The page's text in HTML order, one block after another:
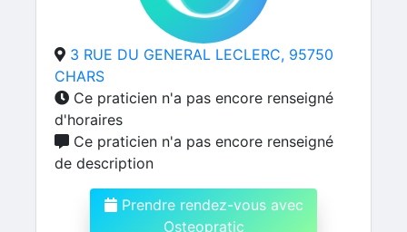
3 RUE DU GENERAL LECLERC, 95750
CHARS
Ce praticien n'a pas encore renseigné
d'horaires
Ce praticien n'a pas encore renseigné
de description
Prendre rendez-vous avec
Osteopratic